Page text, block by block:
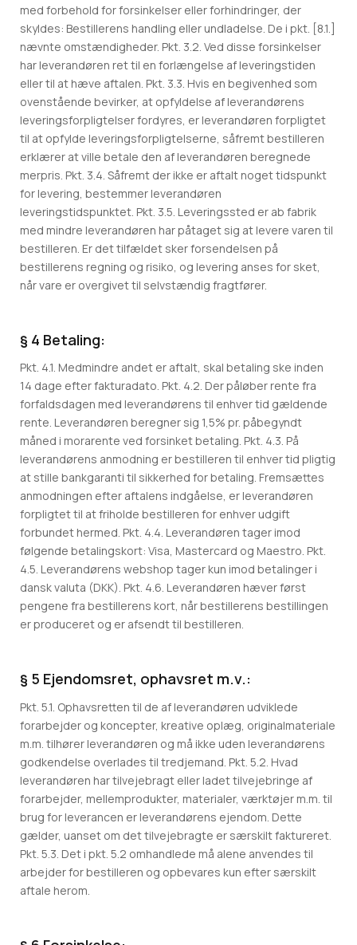
med forbehold for forsinkelser eller forhindringer, der
skyldes: Bestillerens handling eller undladelse. De i pkt. [8.1.]
nævnte omstændigheder. Pkt. 3.2. Ved disse forsinkelser
har leverandøren ret til en forlængelse af leveringstiden
eller til at hæve aftalen. Pkt. 3.3. Hvis en begivenhed som
ovenstående bevirker, at opfyldelse af leverandørens
leveringsforpligtelser fordyres, er leverandøren forpligtet
til at opfylde leveringsforpligtelserne, såfremt bestilleren
erklærer at ville betale den af leverandøren beregnede
merpris. Pkt. 3.4. Såfremt der ikke er aftalt noget tidspunkt
for levering, bestemmer leverandøren
leveringstidspunktet. Pkt. 3.5. Leveringssted er ab fabrik
med mindre leverandøren har påtaget sig at levere varen til
bestilleren. Er det tilfældet sker forsendelsen på
bestillerens regning og risiko, og levering anses for sket,
når vare er overgivet til selvstændig fragtfører.
§ 4 Betaling:
Pkt. 4.1. Medmindre andet er aftalt, skal betaling ske inden
14 dage efter fakturadato. Pkt. 4.2. Der påløber rente fra
forfaldsdagen med leverandørens til enhver tid gældende
rente. Leverandøren beregner sig 1,5% pr. påbegyndt
måned i morarente ved forsinket betaling. Pkt. 4.3. På
leverandørens anmodning er bestilleren til enhver tid pligtig
at stille bankgaranti til sikkerhed for betaling. Fremsættes
anmodningen efter aftalens indgåelse, er leverandøren
forpligtet til at friholde bestilleren for enhver udgift
forbundet hermed. Pkt. 4.4. Leverandøren tager imod
følgende betalingskort: Visa, Mastercard og Maestro. Pkt.
4.5. Leverandørens webshop tager kun imod betalinger i
dansk valuta (DKK). Pkt. 4.6. Leverandøren hæver først
pengene fra bestillerens kort, når bestillerens bestillingen
er produceret og er afsendt til bestilleren.
§ 5 Ejendomsret, ophavsret m.v.:
Pkt. 5.1. Ophavsretten til de af leverandøren udviklede
forarbejder og koncepter, kreative oplæg, originalmateriale
m.m. tilhører leverandøren og må ikke uden leverandørens
godkendelse overlades til tredjemand. Pkt. 5.2. Hvad
leverandøren har tilvejebragt eller ladet tilvejebringe af
forarbejder, mellemprodukter, materialer, værktøjer m.m. til
brug for leverancen er leverandørens ejendom. Dette
gælder, uanset om det tilvejebragte er særskilt faktureret.
Pkt. 5.3. Det i pkt. 5.2 omhandlede må alene anvendes til
arbejder for bestilleren og opbevares kun efter særskilt
aftale herom.